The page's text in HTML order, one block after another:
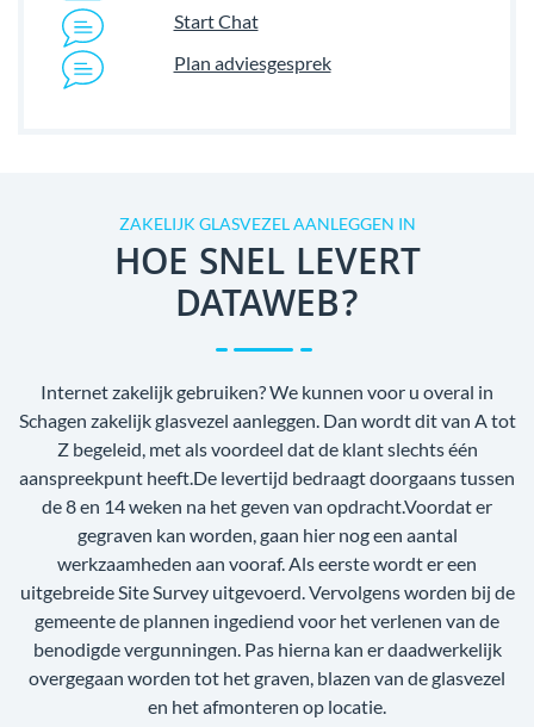
Start Chat
Plan adviesgesprek
ZAKELIJK GLASVEZEL AANLEGGEN IN
HOE SNEL LEVERT
DATAWEB?
Internet zakelijk gebruiken? We kunnen voor u overal in
Schagen zakelijk glasvezel aanleggen. Dan wordt dit van A tot
Z begeleid, met als voordeel dat de klant slechts één
aanspreekpunt heeft.De levertijd bedraagt doorgaans tussen
de 8 en 14 weken na het geven van opdracht.Voordat er
gegraven kan worden, gaan hier nog een aantal
werkzaamheden aan vooraf. Als eerste wordt er een
uitgebreide Site Survey uitgevoerd. Vervolgens worden bij de
gemeente de plannen ingediend voor het verlenen van de
benodigde vergunningen. Pas hierna kan er daadwerkelijk
overgegaan worden tot het graven, blazen van de glasvezel
en het afmonteren op locatie.